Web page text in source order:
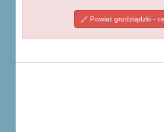
Powiat grudziądzki -